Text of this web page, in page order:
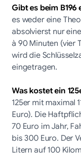
Gibt es beim
es weder eine
absolvierst nur
à 90 Minuten (vier
wird die
eingetragen.
Was kostet ein
125er mit maximal
Euro). Die
70 Euro im Jahr,
bis 300 Euro. Der
Litern auf 100